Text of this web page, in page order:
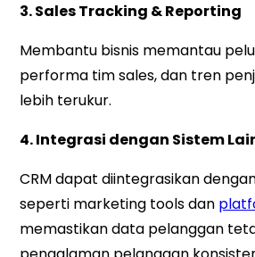
3. Sales Tracking & Reporting
Membantu bisnis memantau
performa tim sales, dan tren
lebih terukur.
4. Integrasi dengan Sistem
CRM dapat diintegrasikan
seperti marketing tools dan
memastikan data pelanggan